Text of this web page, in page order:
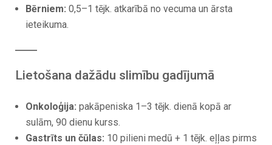
Bērniem: 0,5–1 tējk. atkarībā no vecuma un ārsta
ieteikuma.
Lietošana dažādu slimību gadījumā
Onkoloģija: pakāpeniska 1–3 tējk. dienā kopā ar
sulām, 90 dienu kurss.
Gastrīts un čūlas: 10 pilieni medū + 1 tējk. eļļas pirms